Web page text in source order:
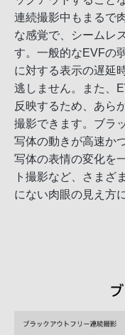
連続撮影中もまるで
な感覚で、シームレ
す。一般的なEVFの
に対する表示の遅延
逃しません。また、
反映するため、あら
撮影できます。ブラ
写体の動きが高速か
写体の表情の変化を
ト撮影など、さまざ
にない肉眼の見え方